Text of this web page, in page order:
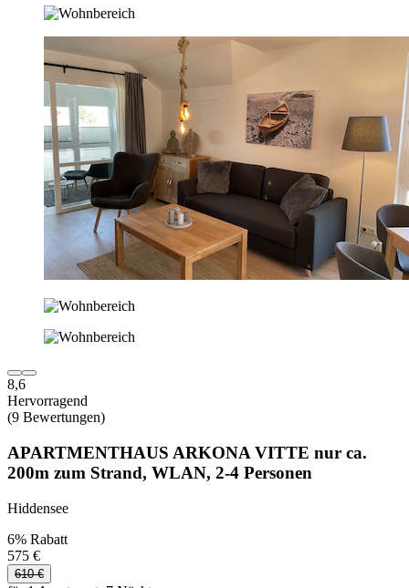
8,6
Hervorragend
(9 Bewertungen)
APARTMENTHAUS ARKONA VITTE nur ca.
200m zum Strand, WLAN, 2-4 Personen
Hiddensee
6% Rabatt
575 €
610 €